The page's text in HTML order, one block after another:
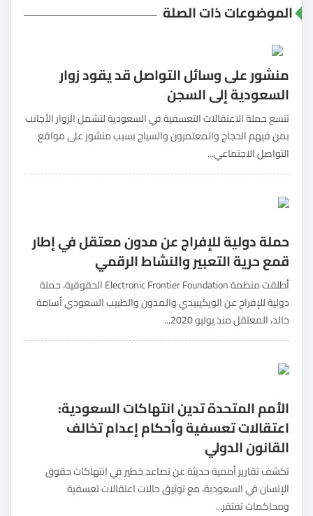
الموضوعات ذات الصلة
منشور على وسائل التواصل قد يقود زوار
السعودية إلى السجن
تتسع حملة الاعتقالات التعسفية في السعودية لتشمل الزوار الأجانب
بمن فيهم الحجاج والمعتمرون والسياح بسبب منشور على مواقع
التواصل الاجتماعي...
حملة دولية للإفراج عن مدون معتقل في إطار
قمع حرية التعبير والنشاط الرقمي
أطلقت منظمة Electronic Frontier Foundation الحقوقية، حملة
دولية للإفراج عن الويكيبيدي والمدون والطبيب السعودي أسامة
خالد، المعتقل منذ يوليو 2020...
الأمم المتحدة تدين انتهاكات السعودية:
اعتقالات تعسفية وأحكام إعدام تخالف
القانون الدولي
تكشف تقارير أممية حديثة عن تصاعد خطير في انتهاكات حقوق
الإنسان في السعودية، مع توثيق حالات اعتقالات تعسفية
ومحاكمات تفتقر...